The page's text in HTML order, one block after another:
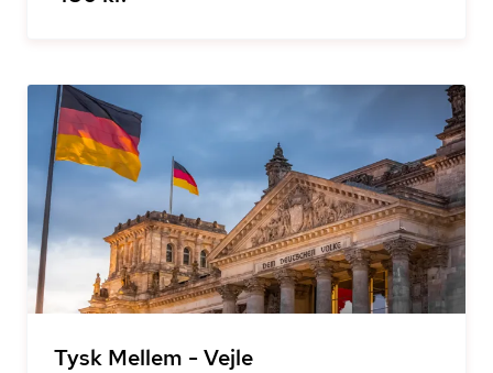
Tysk Mellem - Vejle